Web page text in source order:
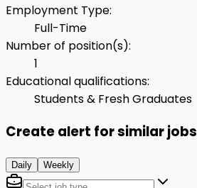
Employment Type:
Full-Time
Number of position(s):
1
Educational qualifications:
Students & Fresh Graduates
Create alert for similar jobs
Daily Weekly